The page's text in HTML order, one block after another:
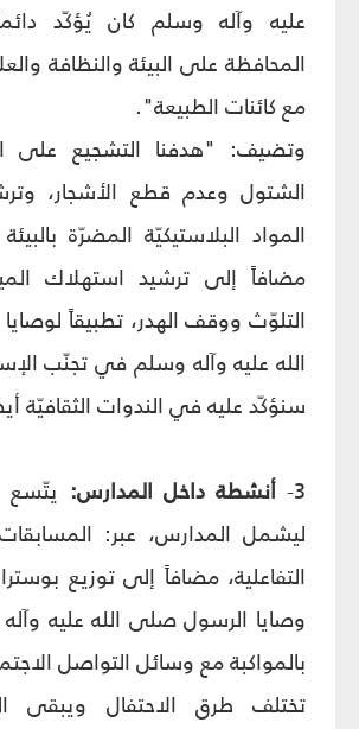
عليه وآله وسلم كان يُؤكّد
المحافظة على البيئة والنظافة
مع كائنات الطبيعة".
وتضيف: "هدفنا التشجيع على
الشتول وعدم قطع الأشجار،
المواد البلاستيكيّة المضرّة
مضافاً إلى ترشيد استهلاك
التلوّث ووقف الهدر، تطبيقاً
الله عليه وآله وسلم في تجنّب
سنؤكّد عليه في الندوات الثقافيّة
3- أنشطة داخل المدارس: يتّسع
ليشمل المدارس، عبر:
التفاعلية، مضافاً إلى توزيع
وصايا الرسول صلى الله عليه وآله
بالمواكبة مع وسائل التواصل
تختلف طرق الاحتفال ويبقى